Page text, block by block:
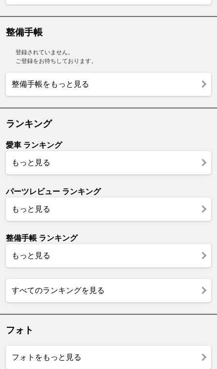
整備手帳
登録されていません。
ご登録をお待ちしております。
整備手帳をもっと見る
ランキング
愛車 ランキング
もっと見る
パーツレビュー ランキング
もっと見る
整備手帳 ランキング
もっと見る
すべてのランキングを見る
フォト
フォトをもっと見る